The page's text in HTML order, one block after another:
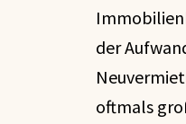
der
oftmals